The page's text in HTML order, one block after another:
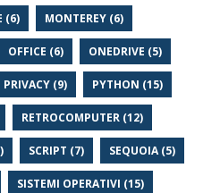
(6) MONTEREY (6)
OFFICE (6) ONEDRIVE (5)
PRIVACY (9) PYTHON (15)
RETROCOMPUTER (12)
SCRIPT (7) SEQUOIA (5)
SISTEMI OPERATIVI (15)